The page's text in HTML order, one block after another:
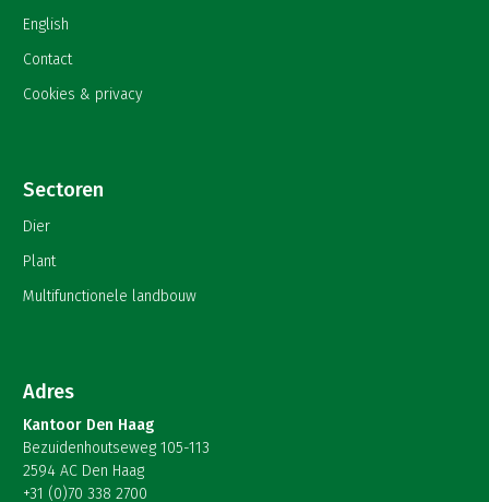
English
Contact
Cookies & privacy
Sectoren
Dier
Plant
Multifunctionele landbouw
Adres
Kantoor Den Haag
Bezuidenhoutseweg 105-113
2594 AC Den Haag
+31 (0)70 338 2700